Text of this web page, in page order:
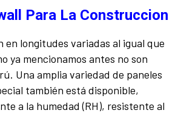
Para La Construccion
en longitudes variadas al igual que
ya mencionamos antes no son
Una amplia variedad de paneles
también está disponible,
a la humedad (RH), resistente al